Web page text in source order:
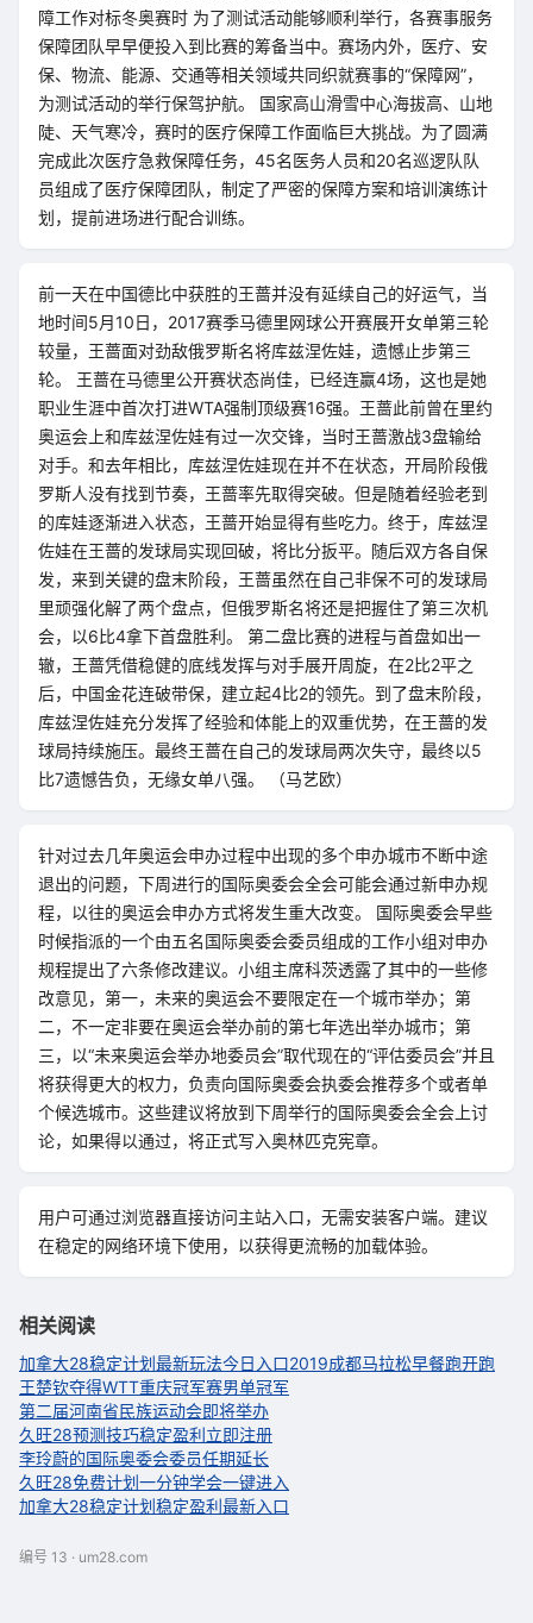
障工作对标冬奥赛时 为了测试活动能够顺利举行，各赛事服务
保障团队早早便投入到比赛的筹备当中。赛场内外，医疗、安
保、物流、能源、交通等相关领域共同织就赛事的“保障网”，
为测试活动的举行保驾护航。 国家高山滑雪中心海拔高、山地
陡、天气寒冷，赛时的医疗保障工作面临巨大挑战。为了圆满
完成此次医疗急救保障任务，45名医务人员和20名巡逻队队
员组成了医疗保障团队，制定了严密的保障方案和培训演练计
划，提前进场进行配合训练。
前一天在中国德比中获胜的王蔷并没有延续自己的好运气，当
地时间5月10日，2017赛季马德里网球公开赛展开女单第三轮
较量，王蔷面对劲敌俄罗斯名将库兹涅佐娃，遗憾止步第三
轮。 王蔷在马德里公开赛状态尚佳，已经连赢4场，这也是她
职业生涯中首次打进WTA强制顶级赛16强。王蔷此前曾在里约
奥运会上和库兹涅佐娃有过一次交锋，当时王蔷激战3盘输给
对手。和去年相比，库兹涅佐娃现在并不在状态，开局阶段俄
罗斯人没有找到节奏，王蔷率先取得突破。但是随着经验老到
的库娃逐渐进入状态，王蔷开始显得有些吃力。终于，库兹涅
佐娃在王蔷的发球局实现回破，将比分扳平。随后双方各自保
发，来到关键的盘末阶段，王蔷虽然在自己非保不可的发球局
里顽强化解了两个盘点，但俄罗斯名将还是把握住了第三次机
会，以6比4拿下首盘胜利。 第二盘比赛的进程与首盘如出一
辙，王蔷凭借稳健的底线发挥与对手展开周旋，在2比2平之
后，中国金花连破带保，建立起4比2的领先。到了盘末阶段，
库兹涅佐娃充分发挥了经验和体能上的双重优势，在王蔷的发
球局持续施压。最终王蔷在自己的发球局两次失守，最终以5
比7遗憾告负，无缘女单八强。 （马艺欧）
针对过去几年奥运会申办过程中出现的多个申办城市不断中途
退出的问题，下周进行的国际奥委会全会可能会通过新申办规
程，以往的奥运会申办方式将发生重大改变。 国际奥委会早些
时候指派的一个由五名国际奥委会委员组成的工作小组对申办
规程提出了六条修改建议。小组主席科茨透露了其中的一些修
改意见，第一，未来的奥运会不要限定在一个城市举办；第
二，不一定非要在奥运会举办前的第七年选出举办城市；第
三，以“未来奥运会举办地委员会”取代现在的“评估委员会”并且
将获得更大的权力，负责向国际奥委会执委会推荐多个或者单
个候选城市。这些建议将放到下周举行的国际奥委会全会上讨
论，如果得以通过，将正式写入奥林匹克宪章。
用户可通过浏览器直接访问主站入口，无需安装客户端。建议
在稳定的网络环境下使用，以获得更流畅的加载体验。
相关阅读
加拿大28稳定计划最新玩法今日入口2019成都马拉松早餐跑开跑
王楚钦夺得WTT重庆冠军赛男单冠军
第二届河南省民族运动会即将举办
久旺28预测技巧稳定盈利立即注册
李玲蔚的国际奥委会委员任期延长
久旺28免费计划一分钟学会一键进入
加拿大28稳定计划稳定盈利最新入口
编号 13 · um28.com